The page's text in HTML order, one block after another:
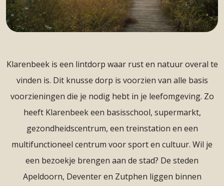
Klarenbeek is een lintdorp waar rust en natuur overal te
vinden is. Dit knusse dorp is voorzien van alle basis
voorzieningen die je nodig hebt in je leefomgeving. Zo
heeft Klarenbeek een basisschool, supermarkt,
gezondheidscentrum, een treinstation en een
multifunctioneel centrum voor sport en cultuur. Wil je
een bezoekje brengen aan de stad? De steden
Apeldoorn, Deventer en Zutphen liggen binnen